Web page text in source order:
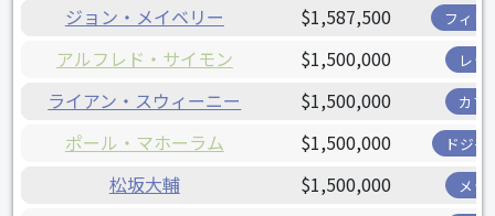
ジョン・メイベリー $1,587,500 フィリ
アルフレド・サイモン $1,500,000 レッ
ライアン・スウィーニー $1,500,000 カブ
ポール・マホーラム $1,500,000 ドジャ
松坂大輔 $1,500,000 メッ